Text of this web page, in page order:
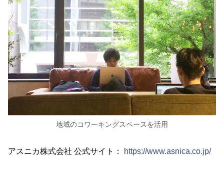
地域のコワーキングスペースを活用
アスニカ株式会社 公式サイト： https://www.asnica.co.jp/